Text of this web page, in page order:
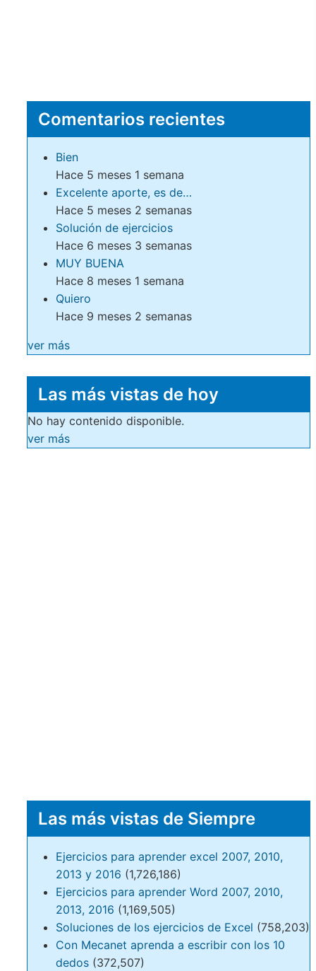
Comentarios recientes
Bien
Hace 5 meses 1 semana
Excelente aporte, es de…
Hace 5 meses 2 semanas
Solución de ejercicios
Hace 6 meses 3 semanas
MUY BUENA
Hace 8 meses 1 semana
Quiero
Hace 9 meses 2 semanas
ver más
Las más vistas de hoy
No hay contenido disponible.
ver más
Las más vistas de Siempre
Ejercicios para aprender excel 2007, 2010,
2013 y 2016 (1,726,186)
Ejercicios para aprender Word 2007, 2010,
2013, 2016 (1,169,505)
Soluciones de los ejercicios de Excel (758,203)
Con Mecanet aprenda a escribir con los 10
dedos (372,507)